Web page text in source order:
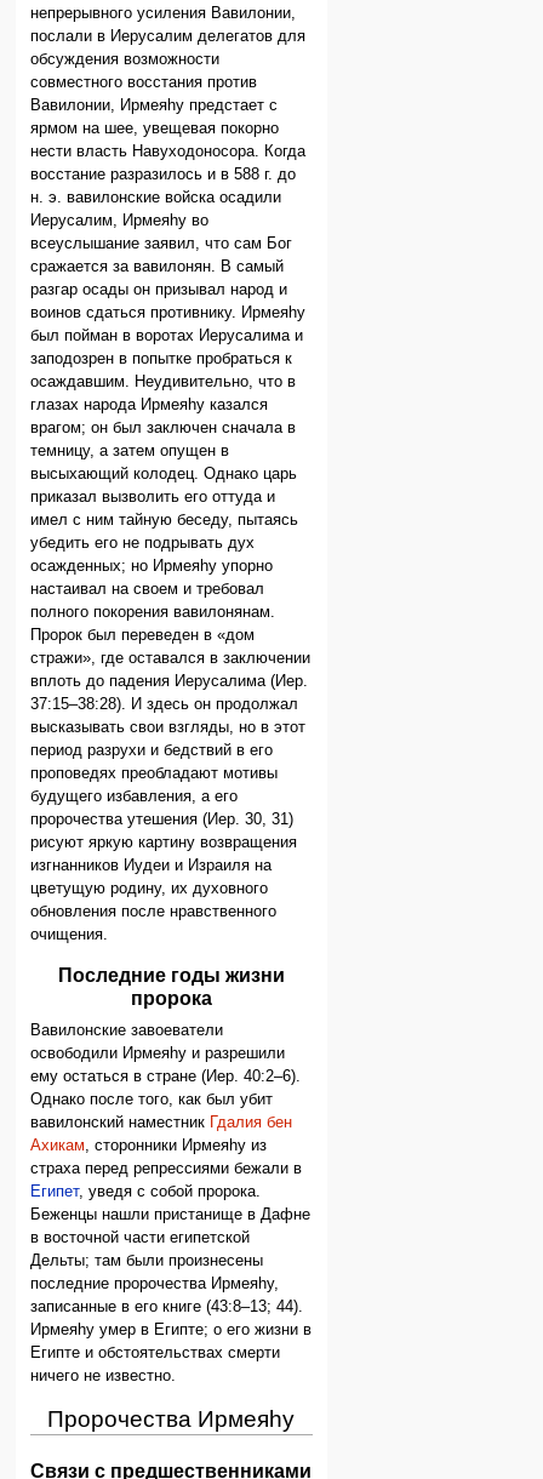
непрерывного усиления Вавилонии,
послали в Иерусалим делегатов для
обсуждения возможности
совместного восстания против
Вавилонии, Ирмеяhу предстает с
ярмом на шее, увещевая покорно
нести власть Навуходоносора. Когда
восстание разразилось и в 588 г. до
н. э. вавилонские войска осадили
Иерусалим, Ирмеяhу во
всеуслышание заявил, что сам Бог
сражается за вавилонян. В самый
разгар осады он призывал народ и
воинов сдаться противнику. Ирмеяhу
был пойман в воротах Иерусалима и
заподозрен в попытке пробраться к
осаждавшим. Неудивительно, что в
глазах народа Ирмеяhу казался
врагом; он был заключен сначала в
темницу, а затем опущен в
высыхающий колодец. Однако царь
приказал вызволить его оттуда и
имел с ним тайную беседу, пытаясь
убедить его не подрывать дух
осажденных; но Ирмеяhу упорно
настаивал на своем и требовал
полного покорения вавилонянам.
Пророк был переведен в «дом
стражи», где оставался в заключении
вплоть до падения Иерусалима (Иер.
37:15–38:28). И здесь он продолжал
высказывать свои взгляды, но в этот
период разрухи и бедствий в его
проповедях преобладают мотивы
будущего избавления, а его
пророчества утешения (Иер. 30, 31)
рисуют яркую картину возвращения
изгнанников Иудеи и Израиля на
цветущую родину, их духовного
обновления после нравственного
очищения.
Последние годы жизни
пророка
Вавилонские завоеватели
освободили Ирмеяhу и разрешили
ему остаться в стране (Иер. 40:2–6).
Однако после того, как был убит
вавилонский наместник
Гдалия бен
Ахикам, сторонники Ирмеяhу из
страха перед репрессиями бежали в
Египет, уведя с собой пророка.
Беженцы нашли пристанище в Дафне
в восточной части египетской
Дельты; там были произнесены
последние пророчества Ирмеяhу,
записанные в его книге (43:8–13; 44).
Ирмеяhу умер в Египте; о его жизни в
Египте и обстоятельствах смерти
ничего не известно.
Пророчества Ирмеяhу
Связи с предшественниками